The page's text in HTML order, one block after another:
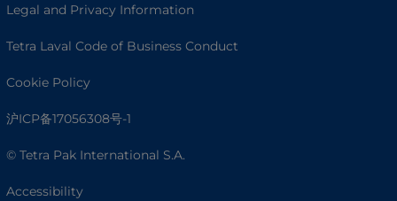
Legal and Privacy Information
Tetra Laval Code of Business Conduct
Cookie Policy
沪ICP备17056308号-1
© Tetra Pak International S.A.
Accessibility